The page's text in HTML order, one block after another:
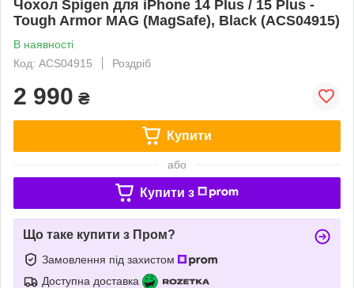
Чохол Spigen для iPhone 14 Plus / 15 Plus -
Tough Armor MAG (MagSafe), Black (ACS04915)
В наявності
Код: ACS04915
Роздріб
2 990 ₴
Купити
або
Купити з
Що таке купити з Пром?
Замовлення під захистом
Доступна доставка